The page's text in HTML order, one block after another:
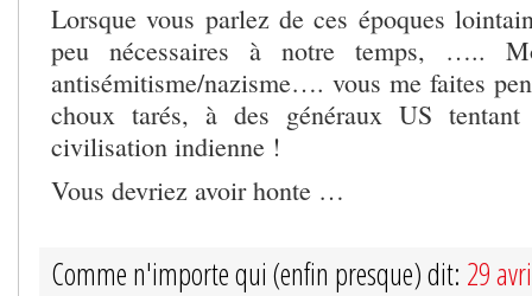
Lorsque vous parlez de ces époques
peu nécessaires à notre temps, …..
antisémitisme/nazisme…. vous me faites
choux tarés, à des généraux US
civilisation indienne !
Vous devriez avoir honte …
Comme n'importe qui (enfin presque) dit: 29